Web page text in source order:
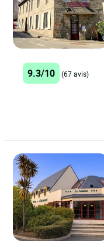
9.3/10 (67 avis)